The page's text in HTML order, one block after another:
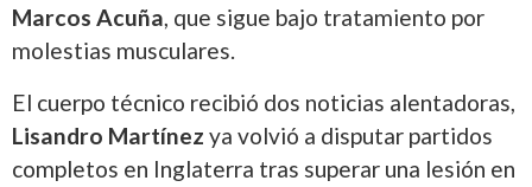
Marcos Acuña, que sigue bajo tratamiento por
molestias musculares.
El cuerpo técnico recibió dos noticias alentadoras,
Lisandro Martínez ya volvió a disputar partidos
completos en Inglaterra tras superar una lesión en